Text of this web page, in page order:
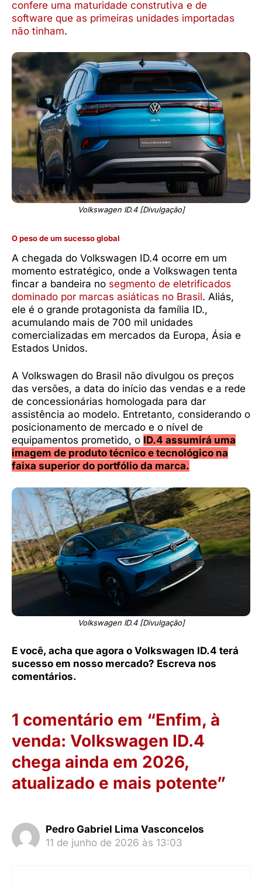
confere uma maturidade construtiva e de
software que as primeiras unidades importadas
não tinham.
Volkswagen ID.4 [Divulgação]
O peso de um sucesso global
A chegada do Volkswagen ID.4 ocorre em um
momento estratégico, onde a Volkswagen tenta
fincar a bandeira no segmento de eletrificados
dominado por marcas asiáticas no Brasil. Aliás,
ele é o grande protagonista da família ID.,
acumulando mais de 700 mil unidades
comercializadas em mercados da Europa, Ásia e
Estados Unidos.
A Volkswagen do Brasil não divulgou os preços
das versões, a data do início das vendas e a rede
de concessionárias homologada para dar
assistência ao modelo. Entretanto, considerando o
posicionamento de mercado e o nível de
equipamentos prometido, o ID.4 assumirá uma
imagem de produto técnico e tecnológico na
faixa superior do portfólio da marca.
Volkswagen ID.4 [Divulgação]
E você, acha que agora o Volkswagen ID.4 terá
sucesso em nosso mercado? Escreva nos
comentários.
1 comentário em “Enfim, à
venda: Volkswagen ID.4
chega ainda em 2026,
atualizado e mais potente”
Pedro Gabriel Lima Vasconcelos
11 de junho de 2026 às 13:03